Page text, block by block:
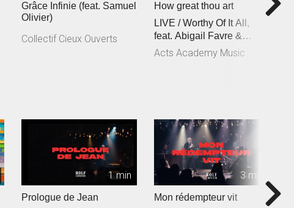
Grâce Infinie (feat. Samuel
Olivier)
Collectif Cieux Ouverts
How great thou art
LIVE / Worthy Of It All,
feat. Abigail Favre &
Esben Engholm
Acts Academy Music
1 min
Prologue de Jean
3 min
Mon rédempteur vit